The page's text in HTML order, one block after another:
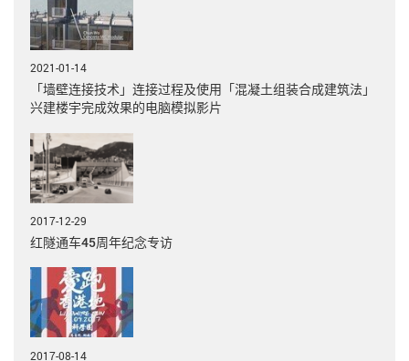
2021-01-14
「墙壁连接技术」连接过程及使用「混凝土组装合成建筑法」
兴建楼宇完成效果的电脑模拟影片
2017-12-29
红隧通车45周年纪念专访
2017-08-14